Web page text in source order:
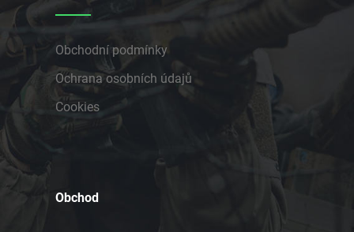
Obchodní podmínky
Ochrana osobních údajů
Cookies
Obchod